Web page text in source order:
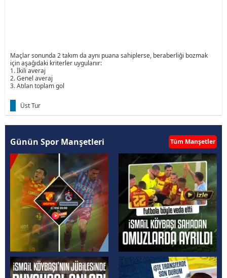
Maçlar sonunda 2 takım da aynı puana sahiplerse, beraberliği bozmak
için aşağıdaki kriterler uygulanır:
1. İkili averaj
2. Genel averaj
3. Atılan toplam gol
Üst Tur
Günün Spor Manşetleri Tüm Manşetler